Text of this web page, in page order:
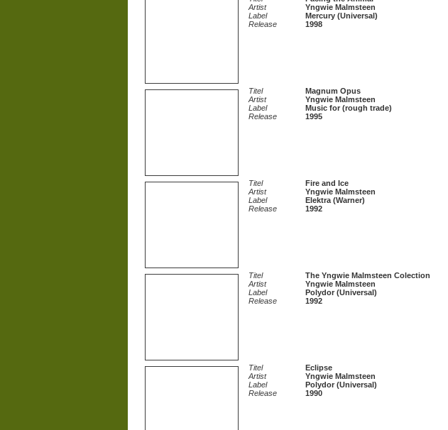
Artist
Yngwie Malmsteen
Label
Mercury (Universal)
Release
1998
Titel
Magnum Opus
Artist
Yngwie Malmsteen
Label
Music for (rough trade)
Release
1995
Titel
Fire and Ice
Artist
Yngwie Malmsteen
Label
Elektra (Warner)
Release
1992
Titel
The Yngwie Malmsteen Colection
Artist
Yngwie Malmsteen
Label
Polydor (Universal)
Release
1992
Titel
Eclipse
Artist
Yngwie Malmsteen
Label
Polydor (Universal)
Release
1990